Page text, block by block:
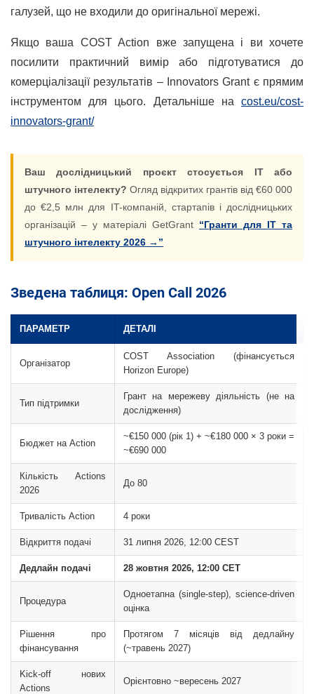
галузей, що не входили до оригінальної мережі.
Якщо ваша COST Action вже запущена і ви хочете
посилити практичний вимір або підготуватися до
комерціалізації результатів – Innovators Grant є прямим
інструментом для цього. Детальніше на cost.eu/cost-
innovators-grant/
Ваш дослідницький проєкт стосується IT або
штучного інтелекту? Огляд відкритих грантів від €60 000
до €2,5 млн для IT-компаній, стартапів і дослідницьких
організацій – у матеріалі GetGrant “Гранти для IT та
штучного інтелекту 2026 →”
Зведена таблиця: Open Call 2026
ПАРАМЕТР ДЕТАЛІ
Організатор
COST Association (фінансується
Horizon Europe)
Тип підтримки
Грант на мережеву діяльність (не на
дослідження)
Бюджет на Action
~€150 000 (рік 1) + ~€180 000 × 3 роки =
~€690 000
Кількість Actions
2026
До 80
Тривалість Action 4 роки
Відкриття подачі 31 липня 2026, 12:00 CEST
Дедлайн подачі 28 жовтня 2026, 12:00 CET
Процедура
Одноетапна (single-step), science-driven
оцінка
Рішення про
фінансування
Протягом 7 місяців від дедлайну
(~травень 2027)
Kick-off нових
Actions
Орієнтовно ~вересень 2027